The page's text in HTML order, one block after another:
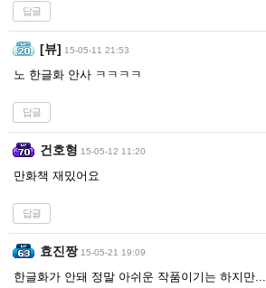
답글
[뷰] 15-05-11 21:53
노 한글화 안사 ㅋㅋㅋㅋ
답글
건호형 15-05-12 11:20
만화책 재밌어요
답글
효진짱 15-05-21 19:09
한글화가 안돼 정말 아쉬운 작품이기는 하지만...